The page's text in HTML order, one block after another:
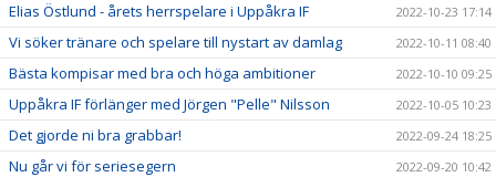
Elias Östlund - årets herrspelare i Uppåkra IF 2022-10-23 17:14
Vi söker tränare och spelare till nystart av damlag 2022-10-11 08:40
Bästa kompisar med bra och höga ambitioner 2022-10-10 09:25
Uppåkra IF förlänger med Jörgen "Pelle" Nilsson 2022-10-05 10:23
Det gjorde ni bra grabbar! 2022-09-24 18:25
Nu går vi för seriesegern 2022-09-20 10:42